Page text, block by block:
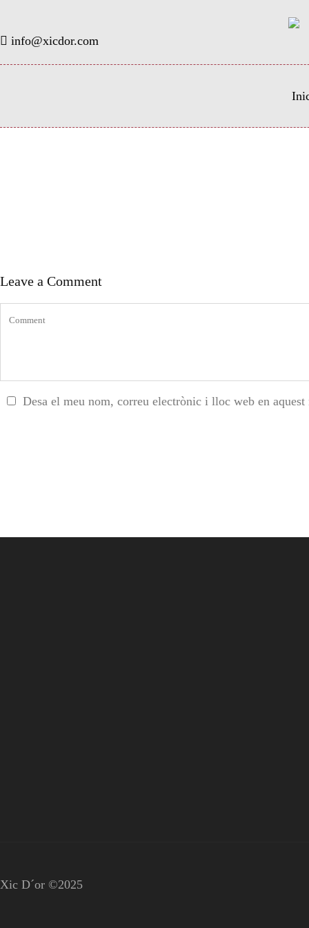
info@xicdor.com
Leave a Comment
Desa el meu nom, correu electrònic i lloc web en
Xic D´or ©2025